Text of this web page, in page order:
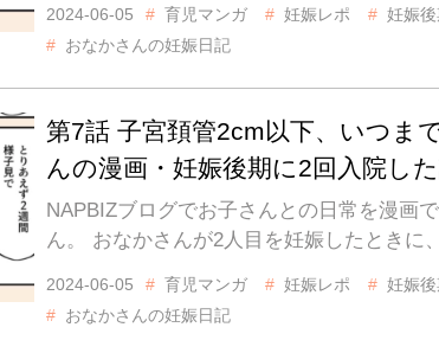
2024-06-05 育児マンガ 妊娠レポ
妊娠後
おなかさんの妊娠日記
第7話 子宮頚管2cm以下、いつま
んの漫画・妊娠後期に2回入院した
NAPBIZブログでお子さんとの日常を漫画
ん。 おなかさんが2人目を妊娠したとき
2024-06-05 育児マンガ 妊娠レポ
妊娠後
おなかさんの妊娠日記